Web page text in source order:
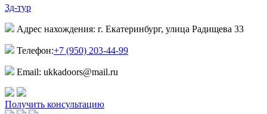
3д-тур
Адрес нахождения: г. Екатеринбург, улица Радищева 33
Телефон:+7 (950) 203-44-99
Email: ukkadoors@mail.ru
Получить консультацию